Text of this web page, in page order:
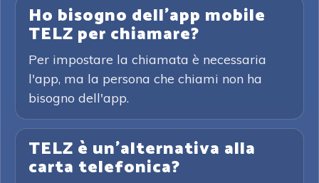
Ho bisogno dell'app mobile
TELZ per chiamare?
Per impostare la chiamata è necessaria
l'app, ma la persona che chiami non ha
bisogno dell'app.
TELZ è un'alternativa alla
carta telefonica?